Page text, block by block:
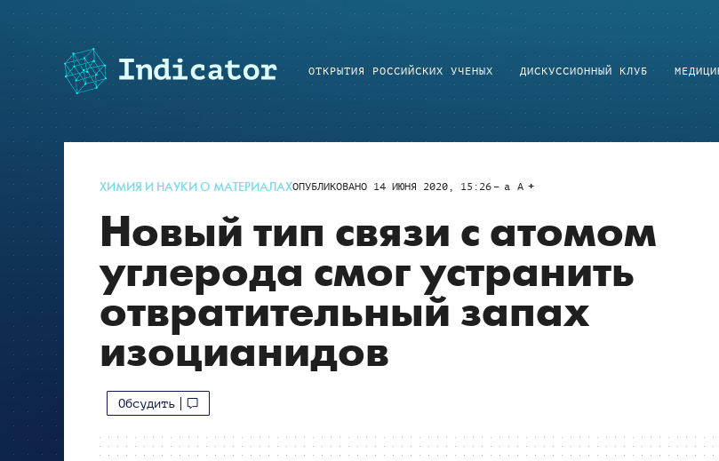
ОТКРЫТИЯ РОССИЙСКИХ УЧЕНЫХ ДИСКУССИОННЫЙ КЛУБ
ХИМИЯ И НАУКИ О МАТЕРИАЛАХОПУБЛИКОВАНО 14 ИЮНЯ 2020, 15:26 a A
Новый тип связи с атомом
углерода смог устранить
отвратительный запах
изоцианидов
Обсудить